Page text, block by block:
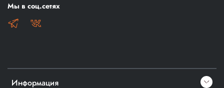
Информация
Мы в соц.сетях